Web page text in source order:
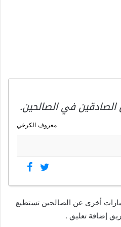
الصادقين في الصالحين.
معروف الكرخي
أخرى عن الصالحين تستطيع
إضافة تعليق .